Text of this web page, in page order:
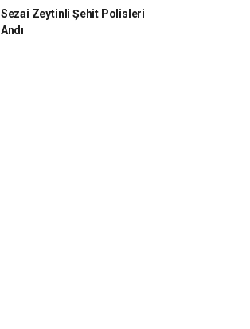
Sezai Zeytinli Şehit Polisleri
Andı